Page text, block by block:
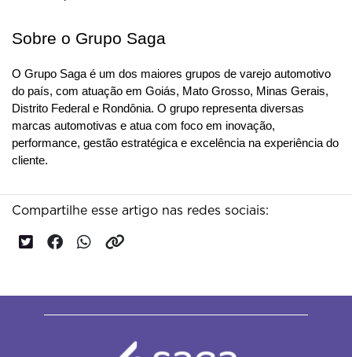
Sobre o Grupo Saga
O Grupo Saga é um dos maiores grupos de varejo automotivo
do país, com atuação em Goiás, Mato Grosso, Minas Gerais,
Distrito Federal e Rondônia. O grupo representa diversas
marcas automotivas e atua com foco em inovação,
performance, gestão estratégica e excelência na experiência do
cliente.
Compartilhe esse artigo nas redes sociais: